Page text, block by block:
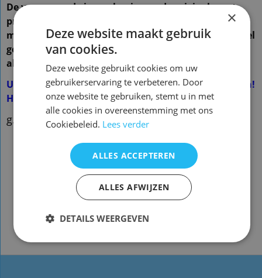
De vervangende is een kopie van de originele met
precies dezelfde functies
maar een ander uiterlijk en is speciaal voor dit model
gemaakt en werkt ook
alleen op dit merk en model ( zie foto 2 )
U hoeft de afstandsbediening NIET te programmeren!
Het werkt direct
g.qmt93
×
Deze website maakt gebruik
van cookies.
Deze website gebruikt cookies om uw
gebruikerservaring te verbeteren. Door
onze website te gebruiken, stemt u in met
alle cookies in overeenstemming met ons
Cookiebeleid. Lees verder
ALLES ACCEPTEREN
ALLES AFWIJZEN
DETAILS WEERGEVEN